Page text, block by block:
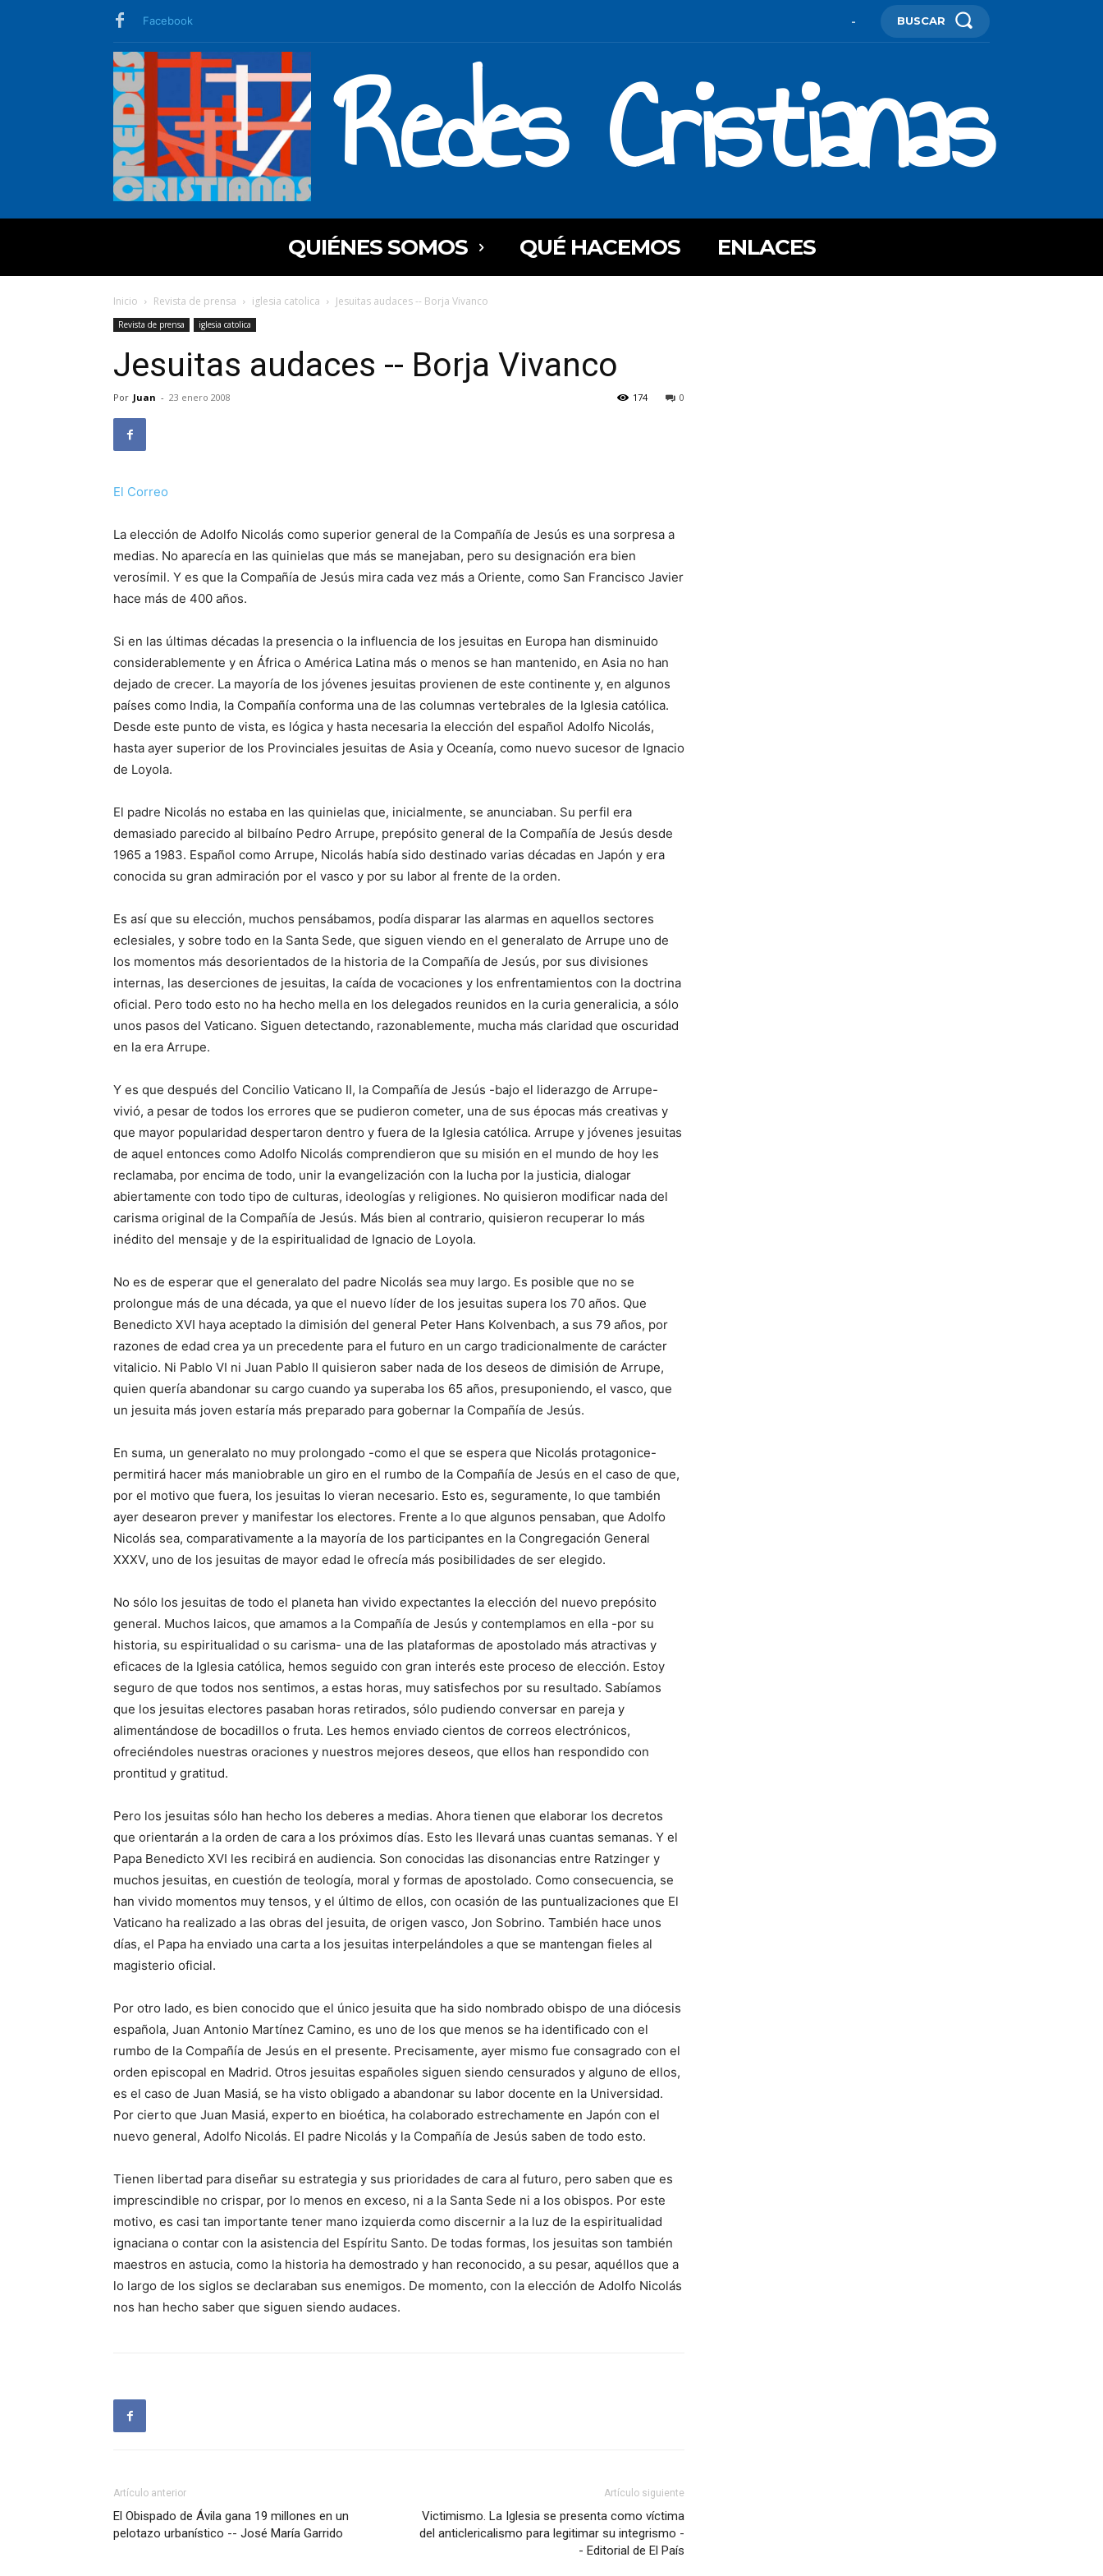
Facebook - BUSCAR
Redes Cristianas
QUIÉNES SOMOS QUÉ HACEMOS ENLACES
Inicio Revista de prensa iglesia catolica Jesuitas audaces -- Borja Vivanco
Revista de prensa iglesia catolica
Jesuitas audaces -- Borja Vivanco
Por Juan - 23 enero 2008 0
174
El Correo
La elección de Adolfo Nicolás como superior general de la Compañía de Jesús es una sorpresa a
medias. No aparecía en las quinielas que más se manejaban, pero su designación era bien
verosímil. Y es que la Compañía de Jesús mira cada vez más a Oriente, como San Francisco Javier
hace más de 400 años.
Si en las últimas décadas la presencia o la influencia de los jesuitas en Europa han disminuido
considerablemente y en África o América Latina más o menos se han mantenido, en Asia no han
dejado de crecer. La mayoría de los jóvenes jesuitas provienen de este continente y, en algunos
países como India, la Compañía conforma una de las columnas vertebrales de la Iglesia católica.
Desde este punto de vista, es lógica y hasta necesaria la elección del español Adolfo Nicolás,
hasta ayer superior de los Provinciales jesuitas de Asia y Oceanía, como nuevo sucesor de Ignacio
de Loyola.
El padre Nicolás no estaba en las quinielas que, inicialmente, se anunciaban. Su perfil era
demasiado parecido al bilbaíno Pedro Arrupe, prepósito general de la Compañía de Jesús desde
1965 a 1983. Español como Arrupe, Nicolás había sido destinado varias décadas en Japón y era
conocida su gran admiración por el vasco y por su labor al frente de la orden.
Es así que su elección, muchos pensábamos, podía disparar las alarmas en aquellos sectores
eclesiales, y sobre todo en la Santa Sede, que siguen viendo en el generalato de Arrupe uno de
los momentos más desorientados de la historia de la Compañía de Jesús, por sus divisiones
internas, las deserciones de jesuitas, la caída de vocaciones y los enfrentamientos con la doctrina
oficial. Pero todo esto no ha hecho mella en los delegados reunidos en la curia generalicia, a sólo
unos pasos del Vaticano. Siguen detectando, razonablemente, mucha más claridad que oscuridad
en la era Arrupe.
Y es que después del Concilio Vaticano II, la Compañía de Jesús -bajo el liderazgo de Arrupe-
vivió, a pesar de todos los errores que se pudieron cometer, una de sus épocas más creativas y
que mayor popularidad despertaron dentro y fuera de la Iglesia católica. Arrupe y jóvenes jesuitas
de aquel entonces como Adolfo Nicolás comprendieron que su misión en el mundo de hoy les
reclamaba, por encima de todo, unir la evangelización con la lucha por la justicia, dialogar
abiertamente con todo tipo de culturas, ideologías y religiones. No quisieron modificar nada del
carisma original de la Compañía de Jesús. Más bien al contrario, quisieron recuperar lo más
inédito del mensaje y de la espiritualidad de Ignacio de Loyola.
No es de esperar que el generalato del padre Nicolás sea muy largo. Es posible que no se
prolongue más de una década, ya que el nuevo líder de los jesuitas supera los 70 años. Que
Benedicto XVI haya aceptado la dimisión del general Peter Hans Kolvenbach, a sus 79 años, por
razones de edad crea ya un precedente para el futuro en un cargo tradicionalmente de carácter
vitalicio. Ni Pablo VI ni Juan Pablo II quisieron saber nada de los deseos de dimisión de Arrupe,
quien quería abandonar su cargo cuando ya superaba los 65 años, presuponiendo, el vasco, que
un jesuita más joven estaría más preparado para gobernar la Compañía de Jesús.
En suma, un generalato no muy prolongado -como el que se espera que Nicolás protagonice-
permitirá hacer más maniobrable un giro en el rumbo de la Compañía de Jesús en el caso de que,
por el motivo que fuera, los jesuitas lo vieran necesario. Esto es, seguramente, lo que también
ayer desearon prever y manifestar los electores. Frente a lo que algunos pensaban, que Adolfo
Nicolás sea, comparativamente a la mayoría de los participantes en la Congregación General
XXXV, uno de los jesuitas de mayor edad le ofrecía más posibilidades de ser elegido.
No sólo los jesuitas de todo el planeta han vivido expectantes la elección del nuevo prepósito
general. Muchos laicos, que amamos a la Compañía de Jesús y contemplamos en ella -por su
historia, su espiritualidad o su carisma- una de las plataformas de apostolado más atractivas y
eficaces de la Iglesia católica, hemos seguido con gran interés este proceso de elección. Estoy
seguro de que todos nos sentimos, a estas horas, muy satisfechos por su resultado. Sabíamos
que los jesuitas electores pasaban horas retirados, sólo pudiendo conversar en pareja y
alimentándose de bocadillos o fruta. Les hemos enviado cientos de correos electrónicos,
ofreciéndoles nuestras oraciones y nuestros mejores deseos, que ellos han respondido con
prontitud y gratitud.
Pero los jesuitas sólo han hecho los deberes a medias. Ahora tienen que elaborar los decretos
que orientarán a la orden de cara a los próximos días. Esto les llevará unas cuantas semanas. Y el
Papa Benedicto XVI les recibirá en audiencia. Son conocidas las disonancias entre Ratzinger y
muchos jesuitas, en cuestión de teología, moral y formas de apostolado. Como consecuencia, se
han vivido momentos muy tensos, y el último de ellos, con ocasión de las puntualizaciones que El
Vaticano ha realizado a las obras del jesuita, de origen vasco, Jon Sobrino. También hace unos
días, el Papa ha enviado una carta a los jesuitas interpelándoles a que se mantengan fieles al
magisterio oficial.
Por otro lado, es bien conocido que el único jesuita que ha sido nombrado obispo de una diócesis
española, Juan Antonio Martínez Camino, es uno de los que menos se ha identificado con el
rumbo de la Compañía de Jesús en el presente. Precisamente, ayer mismo fue consagrado con el
orden episcopal en Madrid. Otros jesuitas españoles siguen siendo censurados y alguno de ellos,
es el caso de Juan Masiá, se ha visto obligado a abandonar su labor docente en la Universidad.
Por cierto que Juan Masiá, experto en bioética, ha colaborado estrechamente en Japón con el
nuevo general, Adolfo Nicolás. El padre Nicolás y la Compañía de Jesús saben de todo esto.
Tienen libertad para diseñar su estrategia y sus prioridades de cara al futuro, pero saben que es
imprescindible no crispar, por lo menos en exceso, ni a la Santa Sede ni a los obispos. Por este
motivo, es casi tan importante tener mano izquierda como discernir a la luz de la espiritualidad
ignaciana o contar con la asistencia del Espíritu Santo. De todas formas, los jesuitas son también
maestros en astucia, como la historia ha demostrado y han reconocido, a su pesar, aquéllos que a
lo largo de los siglos se declaraban sus enemigos. De momento, con la elección de Adolfo Nicolás
nos han hecho saber que siguen siendo audaces.
Artículo anterior
El Obispado de Ávila gana 19 millones en un
pelotazo urbanístico -- José María Garrido
Artículo siguiente
Victimismo. La Iglesia se presenta como víctima
del anticlericalismo para legitimar su integrismo -
- Editorial de El País